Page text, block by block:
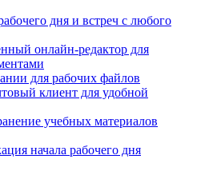
дня и встреч с любого
онлайн-редактор для
для рабочих файлов
клиент для удобной
учебных материалов
начала рабочего дня